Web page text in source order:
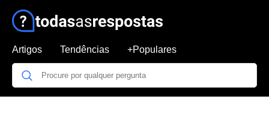
Artigos Tendências +Populares